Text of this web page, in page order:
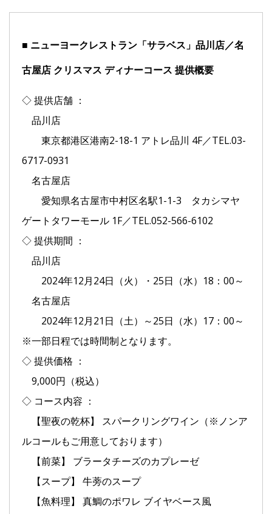
■ ニューヨークレストラン「サラベス」品川店／名
古屋店 クリスマス ディナーコース 提供概要
◇ 提供店舗 ：
品川店
東京都港区港南2-18-1 アトレ品川 4F／TEL.03-
6717-0931
名古屋店
愛知県名古屋市中村区名駅1-1-3 タカシマヤ
ゲートタワーモール 1F／TEL.052-566-6102
◇ 提供期間 ：
品川店
2024年12月24日（火）・25日（水）18：00～
名古屋店
2024年12月21日（土）～25日（水）17：00～
※一部日程では時間制となります。
◇ 提供価格 ：
9,000円（税込）
◇ コース内容 ：
【聖夜の乾杯】 スパークリングワイン（※ノンア
ルコールもご用意しております）
【前菜】 ブラータチーズのカプレーゼ
【スープ】 牛蒡のスープ
【魚料理】 真鯛のポワレ ブイヤベース風